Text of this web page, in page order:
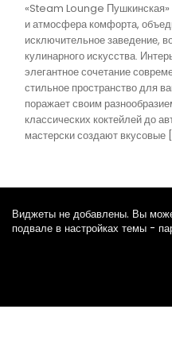
«Steam Lounge Пушкинская»
и атмосфера комфорта,
исключительное заведение,
кулинарного искусства.
элегантное сочетание
стильное пространство для
поражает своим
классических коктейлей до
мастерски создают вкусовые
Виджеты не добавлены. Вы
подвале в настройках темы -